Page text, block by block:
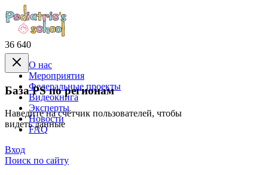
36 640
База PS по регионам
Наведите на счётчик пользователей, чтобы
видеть данные
О нас
Mероприятия
Федеральные проекты
Видеокнига
Эксперты
Новости
FAQ
Вход
Поиск по сайту